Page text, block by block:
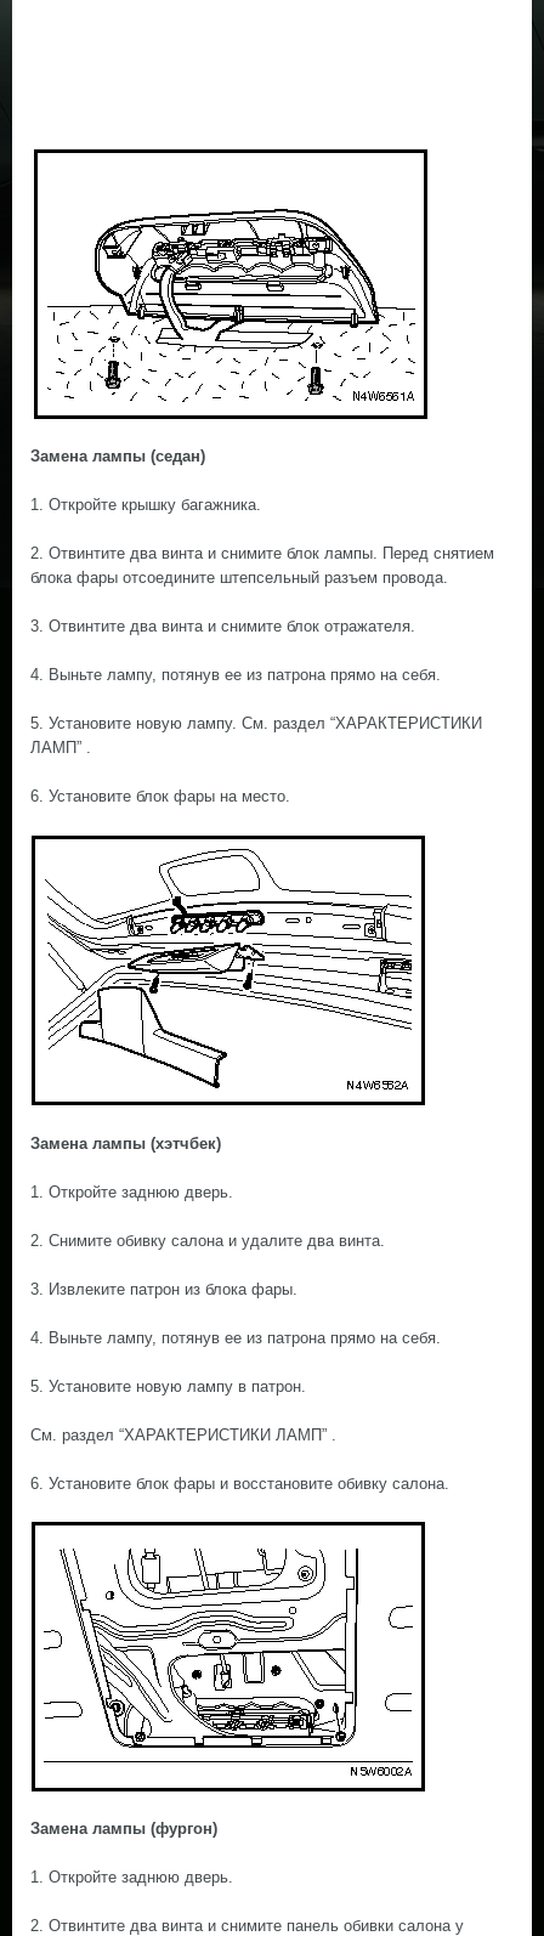
Замена лампы (седан)
1. Откройте крышку багажника.
2. Отвинтите два винта и снимите блок лампы. Перед снятием
блока фары отсоедините штепсельный разъем провода.
3. Отвинтите два винта и снимите блок отражателя.
4. Выньте лампу, потянув ее из патрона прямо на себя.
5. Установите новую лампу. См. раздел “ХАРАКТЕРИСТИКИ
ЛАМП” .
6. Установите блок фары на место.
Замена лампы (хэтчбек)
1. Откройте заднюю дверь.
2. Снимите обивку салона и удалите два винта.
3. Извлеките патрон из блока фары.
4. Выньте лампу, потянув ее из патрона прямо на себя.
5. Установите новую лампу в патрон.
См. раздел “ХАРАКТЕРИСТИКИ ЛАМП” .
6. Установите блок фары и восстановите обивку салона.
Замена лампы (фургон)
1. Откройте заднюю дверь.
2. Отвинтите два винта и снимите панель обивки салона у